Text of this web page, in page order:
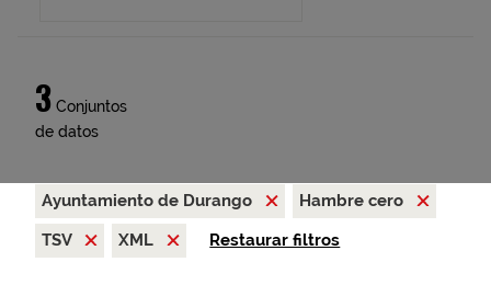
3 Conjuntos
de datos
Ayuntamiento de Durango
Hambre cero
TSV
XML Restaurar filtros